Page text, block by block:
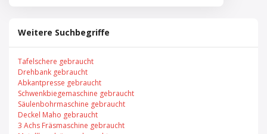
Weitere Suchbegriffe
Tafelschere gebraucht
Drehbank gebraucht
Abkantpresse gebraucht
Schwenkbiegemaschine gebraucht
Säulenbohrmaschine gebraucht
Deckel Maho gebraucht
3 Achs Fräsmaschine gebraucht